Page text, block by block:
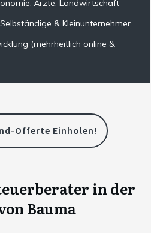
Ärzte, Landwirtschaft
& Kleinunternehmer
(mehrheitlich online &
Offerte Einholen!
in der
Bauma